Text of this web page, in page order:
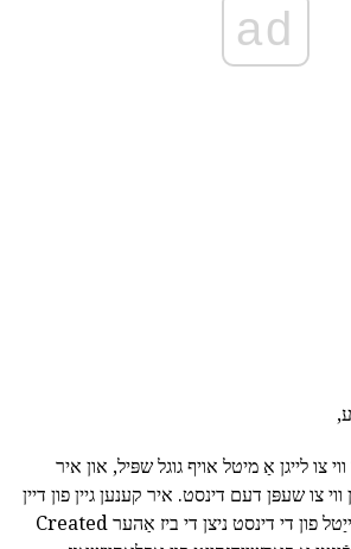
ad
צו לייגן אַ מיטל אויף גוגל שפּיל, און איר
צו שעפּן דעם דינסט. איר קענען גיין פון דיין
קאָמפּיוטער צו די וועבזייַטל פון די דינסט ניצן די ביז אַהער Created